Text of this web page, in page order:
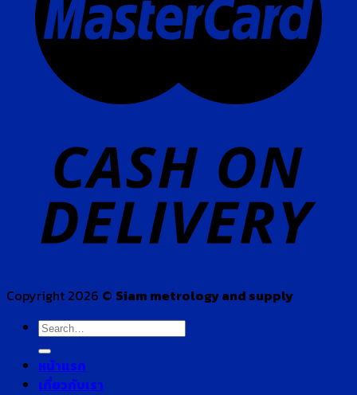
Copyright 2026 © Siam metrology and supply
Search
for:
หน้าแรก
เกี่ยวกับเรา